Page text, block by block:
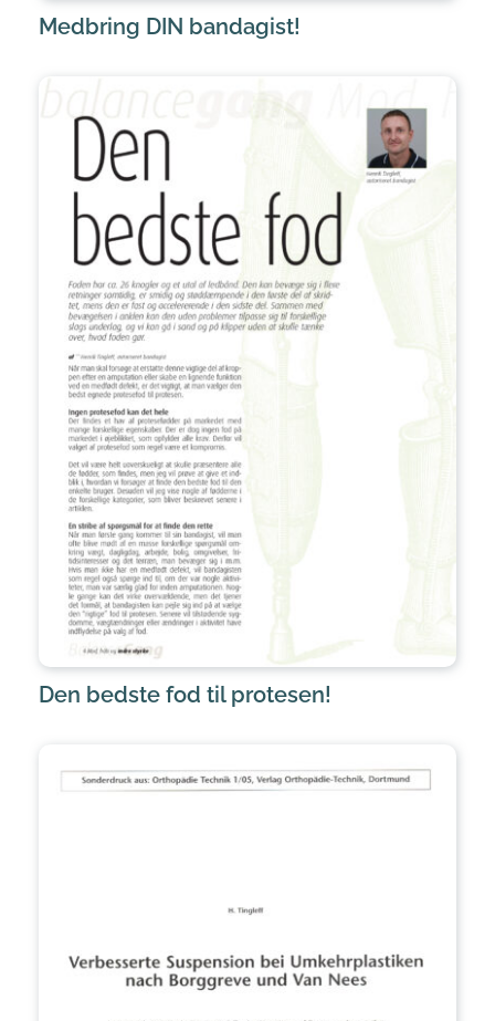
Medbring DIN bandagist!
Den bedste fod til protesen!